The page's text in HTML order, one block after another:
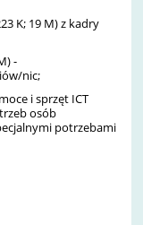
K; 19 M) z kadry
-
nic;
i sprzęt ICT
osób
potrzebami